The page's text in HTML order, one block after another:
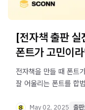
[전자책 출판
폰트가 고민이
전자책을 만들 때 폰트
잘 어울리는 폰트를 합
May 02, 2025 출